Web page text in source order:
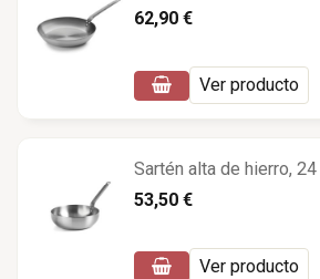
62,90 €
Ver producto
Sartén alta de hierro,
53,50 €
Ver producto